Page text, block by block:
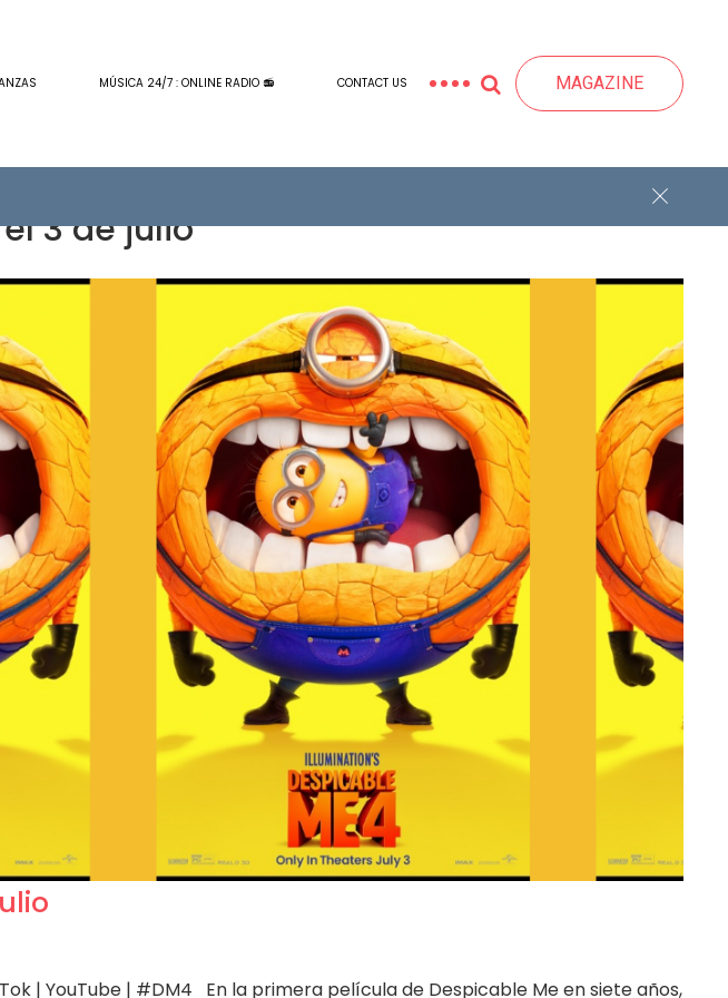
MÚSICA 24/7 : ONLINE RADIO 📻 CONTACT US MAGAZINE
el 3 de julio
| YouTube | #DM4 En la primera película de Despicable Me en siete años,